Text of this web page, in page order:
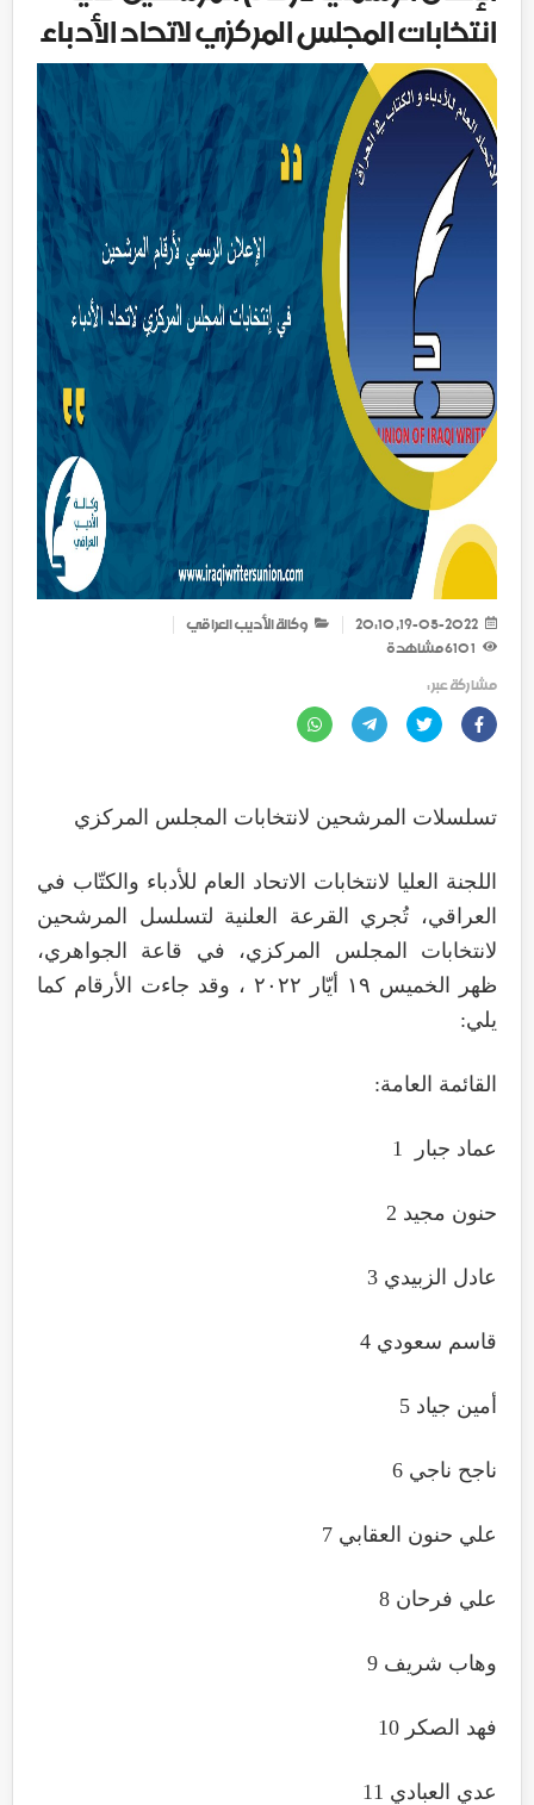
انتخابات المجلس المركزي لاتحاد الأدباء
وكالة الأديب العراقي
مشاهدة
مشاركة عبر :
تسلسلات المرشحين لانتخابات المجلس المركزي
اللجنة العليا لانتخابات الاتحاد العام للأدباء والكتّاب في
العراقي، تُجري القرعة العلنية لتسلسل المرشحين
لانتخابات المجلس المركزي، في قاعة الجواهري،
ظهر الخميس ١٩ أيّار ٢٠٢٢ ، وقد جاءت الأرقام كما
يلي:
القائمة العامة:
عماد جبار 1
حنون مجيد 2
عادل الزبيدي 3
قاسم سعودي 4
أمين جياد 5
ناجح ناجي 6
علي حنون العقابي 7
علي فرحان 8
وهاب شريف 9
فهد الصكر 10
عدي العبادي 11